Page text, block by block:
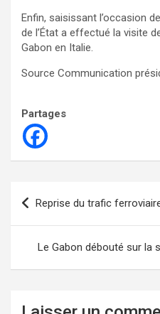
Enfin, saisissant l’occasion
de l’État a effectué la visite
Gabon en Italie.
Source Communication
Partages
Navigation
de
l’article
Reprise du trafic
Le Gabon débouté sur la